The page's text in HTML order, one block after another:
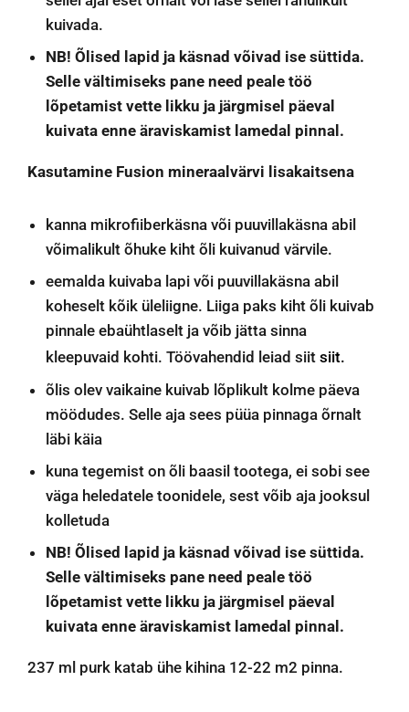
kuivada.
NB! Õlised lapid ja käsnad võivad ise süttida.
Selle vältimiseks pane need peale töö
lõpetamist vette likku ja järgmisel päeval
kuivata enne äraviskamist lamedal pinnal.
Kasutamine Fusion mineraalvärvi lisakaitsena
kanna mikrofiiberkäsna või puuvillakäsna abil
võimalikult õhuke kiht õli kuivanud värvile.
eemalda kuivaba lapi või puuvillakäsna abil
koheselt kõik üleliigne. Liiga paks kiht õli kuivab
pinnale ebaühtlaselt ja võib jätta sinna
kleepuvaid kohti. Töövahendid leiad siit siit.
õlis olev vaikaine kuivab lõplikult kolme päeva
möödudes. Selle aja sees püüa pinnaga õrnalt
läbi käia
kuna tegemist on õli baasil tootega, ei sobi see
väga heledatele toonidele, sest võib aja jooksul
kolletuda
NB! Õlised lapid ja käsnad võivad ise süttida.
Selle vältimiseks pane need peale töö
lõpetamist vette likku ja järgmisel päeval
kuivata enne äraviskamist lamedal pinnal.
237 ml purk katab ühe kihina 12-22 m2 pinna.